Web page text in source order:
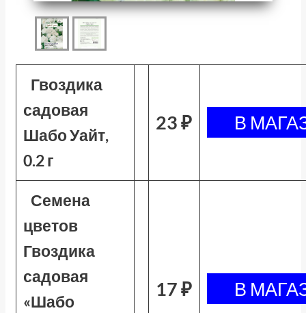
Гвоздика
садовая
Шабо Уайт,
0.2 г
23 ₽
Семена
цветов
Гвоздика
садовая
«Шабо
17 ₽